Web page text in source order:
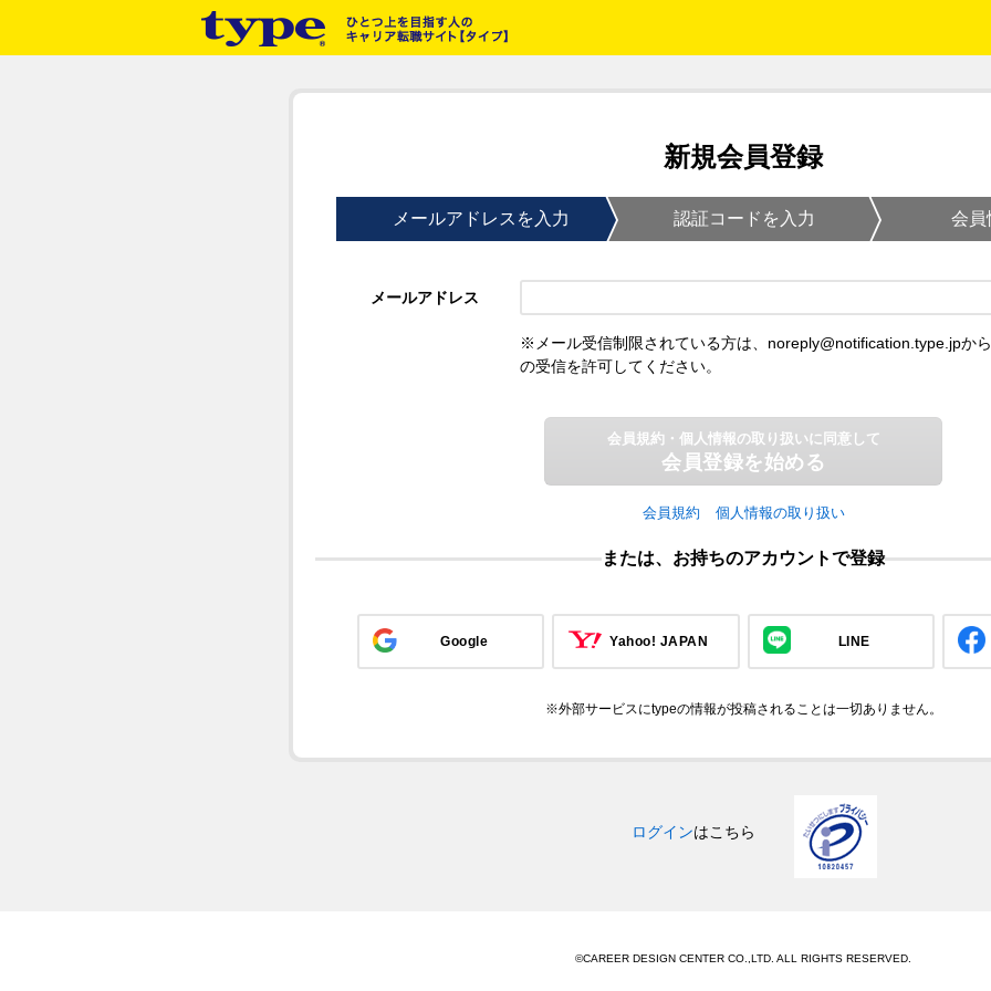
新規会員登録
メールアドレスを入力 認証コードを入力 会員
メールアドレス
※メール受信制限されている方は、noreply@notification.type.jpから
の受信を許可してください。
会員規約・個人情報の取り扱いに同意して
会員登録を始める
会員規約 個人情報の取り扱い
または、お持ちのアカウントで登録
Google Yahoo! JAPAN LINE
※外部サービスにtypeの情報が投稿されることは一切ありません。
ログインはこちら
©CAREER DESIGN CENTER CO.,LTD. ALL RIGHTS RESERVED.